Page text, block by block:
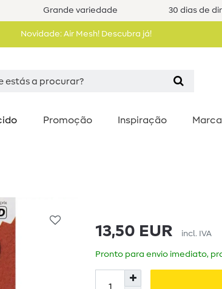
Grande variedade 30 dias de
Novidade: Air Mesh! Descubra já!
Promoção Inspiração
13,50 EUR incl. IVA
Pronto para envio imediato,